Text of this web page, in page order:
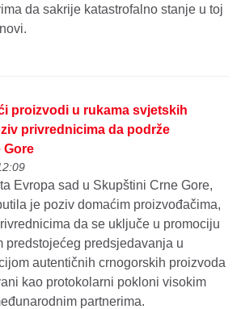
da sakrije katastrofalno stanje u toj
proizvodi u rukama svjetskih
privrednicima da podrže
Gore
Evropa sad u Skupštini Crne Gore,
je poziv domaćim proizvođačima,
da se uključe u promociju
predstojećeg predsjedavanja u
autentičnih crnogorskih proizvoda
kao protokolarni pokloni visokim
partnerima.